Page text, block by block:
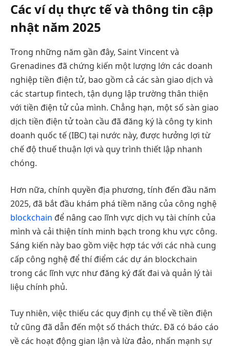
Các ví dụ thực tế và thông tin cập
nhật năm 2025
Trong những năm gần đây, Saint Vincent và
Grenadines đã chứng kiến một lượng lớn các doanh
nghiệp tiền điện tử, bao gồm cả các sàn giao dịch và
các startup fintech, tận dụng lập trường thân thiện
với tiền điện tử của mình. Chẳng hạn, một số sàn giao
dịch tiền điện tử toàn cầu đã đăng ký là công ty kinh
doanh quốc tế (IBC) tại nước này, được hưởng lợi từ
chế độ thuế thuận lợi và quy trình thiết lập nhanh
chóng.
Hơn nữa, chính quyền địa phương, tính đến đầu năm
2025, đã bắt đầu khám phá tiềm năng của công nghệ
blockchain để nâng cao lĩnh vực dịch vụ tài chính của
mình và cải thiện tính minh bạch trong khu vực công.
Sáng kiến này bao gồm việc hợp tác với các nhà cung
cấp công nghệ để thí điểm các dự án blockchain
trong các lĩnh vực như đăng ký đất đai và quản lý tài
liệu chính phủ.
Tuy nhiên, việc thiếu các quy định cụ thể về tiền điện
tử cũng đã dẫn đến một số thách thức. Đã có báo cáo
về các hoạt động gian lận và lừa đảo, nhấn mạnh sự